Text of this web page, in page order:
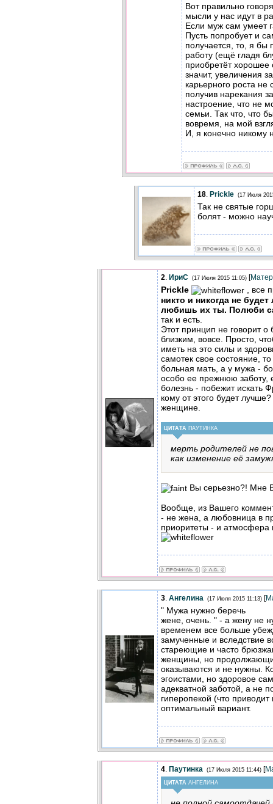
Вот правильно
мысли у нас идут в
Если муж сам умеет
Пусть попробует и
получается, то, я бы
работу (ещё гладя
приобретёт хорошее
значит, увеличения
карьерного роста не
получив нарекания
настроение, что не
семьи. Так что, что
вовремя, на мой
И, я конечно никому
18. Prickle (17 Июля
Так не святые
болят - можно
2. ИриС (17 Июля 2015 11:05) [
Prickle
, все
никто и никогда не
любишь их ты. Полюби
так и есть.
Этот принцип не говорит
близким, вовсе. Просто,
иметь на это силы и
самотек свое состояние,
больная мать, а у мужа -
особо ее прежнюю заботу,
болезнь - побежит искать
кому от этого будет
женщине.
ЦИТАТА ПАУТИНКА
мерть родителей не
как изменение её
Вы серьезно?! Мне
Вообще, из Вашего
- не жена, а любовница в
приоритеты - и атмосфера
3. Ангелина (17 Июля 2015 11:13) [
" Мужа нужно беречь
жене, очень. " - а жену не
временем все больше
замученные и вследствие
стареющие и часто
женщины, но
оказываются и не нужны.
эгоистами, но здоровое
адекватной заботой, а не
гиперопекой (что
оптимальный вариант.
4. Паутинка (17 Июля 2015 11:44) [
ЦИТАТА АНГЕЛИНА